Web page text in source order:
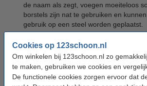
Cookies op 123schoon.nl
Om winkelen bij 123schoon.nl zo
te maken, gebruiken we cookies en
De functionele cookies zorgen ervoor dat
de naam als zegt, voegen moeiteloos
borstels zijn nat te gebruiken en
gebruik op een steel worden geplaatst.
Stoffer en blik:
geschikt voor het
vuiligheden. Dit doet u door het
met de handveger het vuil op het